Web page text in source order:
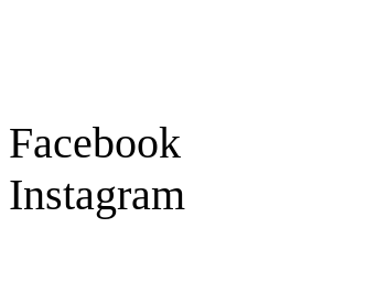
Facebook
Instagram